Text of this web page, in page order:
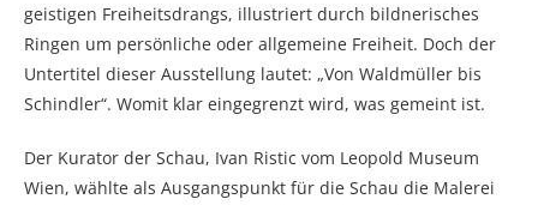
geistigen Freiheitsdrangs, illustriert durch bildnerisches
Ringen um persönliche oder allgemeine Freiheit. Doch der
Untertitel dieser Ausstellung lautet: „Von Waldmüller bis
Schindler“. Womit klar eingegrenzt wird, was gemeint ist.
Der Kurator der Schau, Ivan Ristic vom Leopold Museum
Wien, wählte als Ausgangspunkt für die Schau die Malerei